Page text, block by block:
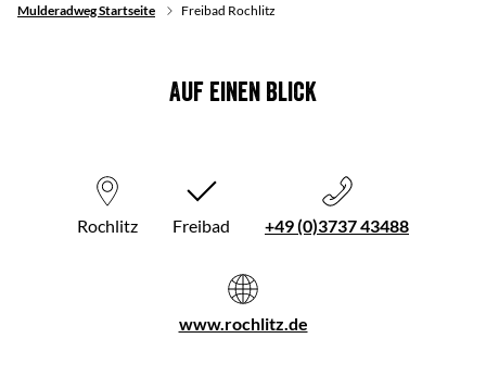
Mulderadweg Startseite Freibad Rochlitz
Auf einen Blick
Rochlitz Freibad +49 (0)3737 43488
www.rochlitz.de